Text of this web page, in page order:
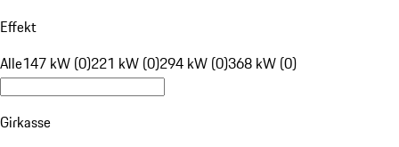
Effekt
Alle147 kW (0)221 kW (0)294 kW (0)368 kW (0)
Girkasse